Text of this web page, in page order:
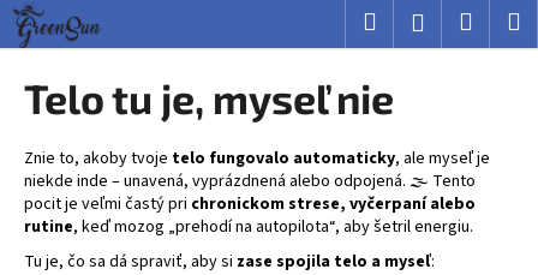
Prejsť
obsah
Hľadať Prihlásenie
Telo tu je, myseľ nie
Znie to, akoby tvoje telo fungovalo automaticky, ale myseľ je
niekde inde – unavená, vyprázdnená alebo odpojená. 🌫️ Tento
pocit je veľmi častý pri chronickom strese, vyčerpaní alebo
rutine, keď mozog „prehodí na autopilota“, aby šetril energiu.
Tu je, čo sa dá spraviť, aby si zase spojila telo a myseľ:
K
o
o
p
o
t